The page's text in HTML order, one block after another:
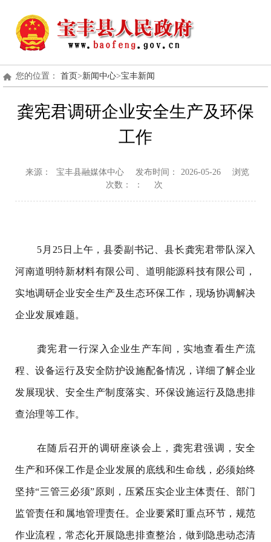
您的位置： 首页>新闻中心>宝丰新闻
龚宪君调研企业安全生产及环保
工作
来源： 宝丰县融媒体中心 发布时间： 2026-05-26
浏览
次数：
： 次
5月25日上午，县委副书记、县长龚宪君带队深入
河南道明特新材料有限公司、道明能源科技有限公司，
实地调研企业安全生产及生态环保工作，现场协调解决
企业发展难题。
龚宪君一行深入企业生产车间，实地查看生产流
程、设备运行及安全防护设施配备情况，详细了解企业
发展现状、安全生产制度落实、环保设施运行及隐患排
查治理等工作。
在随后召开的调研座谈会上，龚宪君强调，安全
生产和环保工作是企业发展的底线和生命线，必须始终
坚持“三管三必须”原则，压紧压实企业主体责任、部门
监管责任和属地管理责任。企业要紧盯重点环节，规范
作业流程，常态化开展隐患排查整治，做到隐患动态清